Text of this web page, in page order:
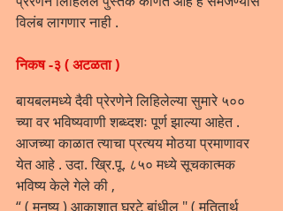
विलंब लागणार नाही .
निकष -३ ( अटळता )
बायबलमध्ये दैवी प्रेरणेने लिहिलेल्या सुमारे ५००
च्या वर भविष्यवाणी शब्ध्दशः पूर्ण झाल्या आहेत .
आजच्या काळात त्याचा प्रत्यय मोठया प्रमाणावर
येत आहे . उदा. ख्रि.पू. ८५० मध्ये सूचकात्मक
भविष्य केले गेले की ,
“ ( मनुष्य ) आकाशात घरटे बांधील " ( मतितार्थ